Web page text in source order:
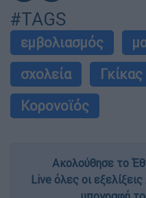
#TAGS
εμβολιασμός
σχολεία
Κορονοϊός
Ακολούθησε το
Live όλες οι